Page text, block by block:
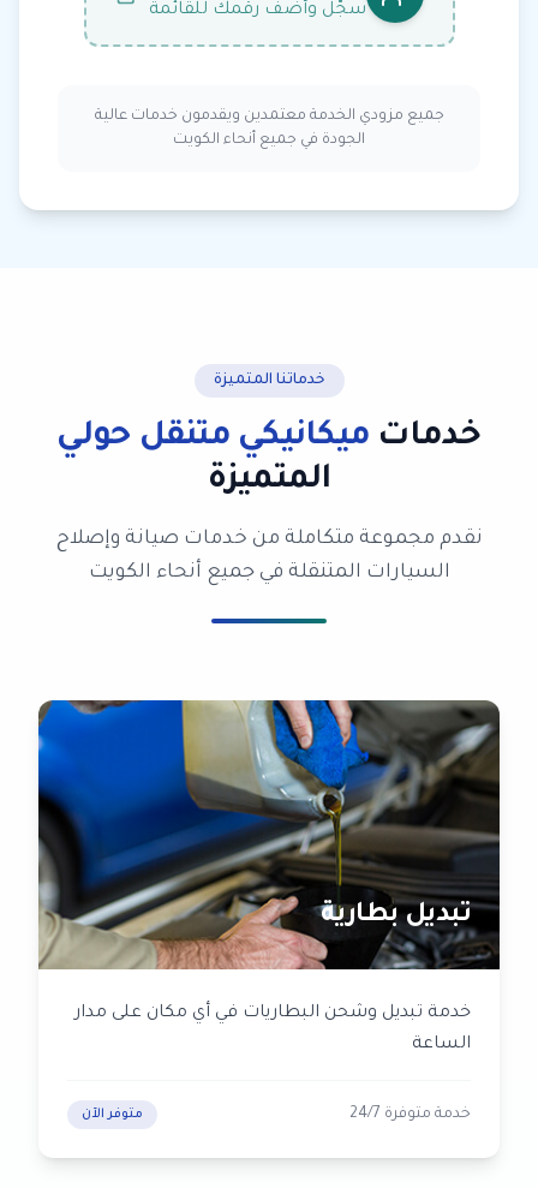
سجّل وأضف رقمك للقائمة
جميع مزودي الخدمة معتمدين ويقدمون خدمات عالية
الجودة في جميع أنحاء الكويت
خدماتنا المتميزة
خدمات ميكانيكي متنقل حولي
المتميزة
نقدم مجموعة متكاملة من خدمات صيانة وإصلاح
السيارات المتنقلة في جميع أنحاء الكويت
تبديل بطارية
خدمة تبديل وشحن البطاريات في أي مكان على مدار
الساعة
خدمة متوفرة 24/7 متوفر الآن